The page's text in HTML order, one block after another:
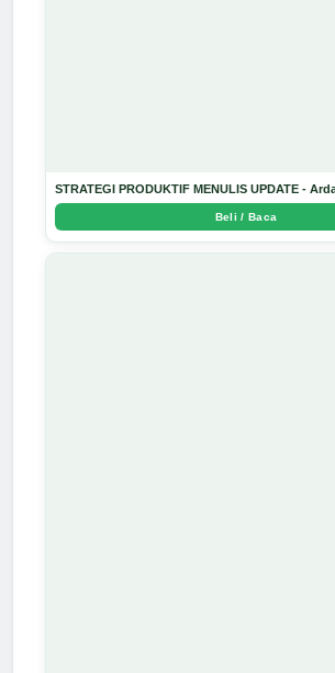
STRATEGI PRODUKTIF MENULIS UPDATE -
Beli / Baca